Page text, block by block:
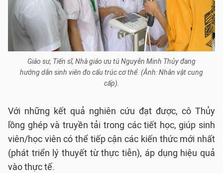
Giáo sư, Tiến sĩ, Nhà giáo ưu tú Nguyễn Minh Thủy đang
hướng dẫn sinh viên đo cấu trúc cơ thể. (Ảnh: Nhân vật cung
cấp).
Với những kết quả nghiên cứu đạt được, cô Thủy
lồng ghép và truyền tải trong các tiết học, giúp sinh
viên/học viên có thể tiếp cận các kiến thức mới nhất
(phát triển lý thuyết từ thực tiễn), áp dụng hiệu quả
vào thực tế.